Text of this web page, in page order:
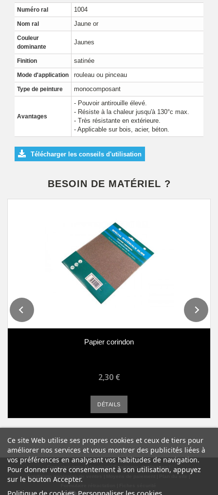
Numéro ral 1004
Nom ral Jaune or
Couleur
dominante
Jaunes
Finition satinée
Mode d'application rouleau ou pinceau
Type de peinture monocomposant
Avantages
- Pouvoir antirouille élevé.
- Résiste à la chaleur jusqu'à 130°c max.
- Très résistante en extérieure.
- Applicable sur bois, acier, béton.
Télécharger les conseils d'utilisation
BESOIN DE MATÉRIEL ?
Papier corindon
2,30 €
DÉTAILS
Contactez-nous Livraison
Conditions d'utilisation
Conditions générales de ventes
Formulaire rétractation
Ce site Web utilise ses propres cookies et ceux de tiers pour
améliorer nos services et vous montrer des publicités liées à
vos préférences en analysant vos habitudes de navigation.
Pour donner votre consentement à son utilisation, appuyez
sur le bouton Accepter.
Politique de cookies Personnaliser les cookies